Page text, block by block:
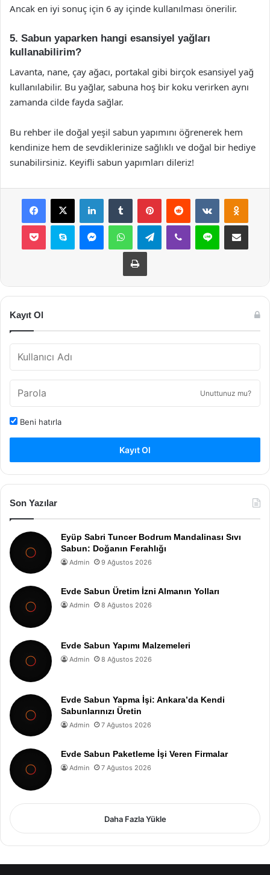
Ancak en iyi sonuç için 6 ay içinde kullanılması önerilir.
5. Sabun yaparken hangi esansiyel yağları
kullanabilirim?
Lavanta, nane, çay ağacı, portakal gibi birçok esansiyel yağ
kullanılabilir. Bu yağlar, sabuna hoş bir koku verirken aynı
zamanda cilde fayda sağlar.
Bu rehber ile doğal yeşil sabun yapımını öğrenerek hem
kendinize hem de sevdiklerinize sağlıklı ve doğal bir hediye
sunabilirsiniz. Keyifli sabun yapımları dileriz!
Facebook
X LinkedInTumblr PinterestReddit VKontakte
Pocket Skype MessengerWhatsAppTelegramViber Line E-Posta ile
Yazdır
Kayıt Ol
Unuttunuz mu?
Beni hatırla
Kayıt Ol
Son Yazılar
Eyüp Sabri Tuncer Bodrum Mandalinası Sıvı
Sabun: Doğanın Ferahlığı
Admin 9 Ağustos 2026
Evde Sabun Üretim İzni Almanın Yolları
Admin 8 Ağustos 2026
Evde Sabun Yapımı Malzemeleri
Admin 8 Ağustos 2026
Evde Sabun Yapma İşi: Ankara’da Kendi
Sabunlarınızı Üretin
Admin 7 Ağustos 2026
Evde Sabun Paketleme İşi Veren Firmalar
Admin 7 Ağustos 2026
Daha Fazla Yükle